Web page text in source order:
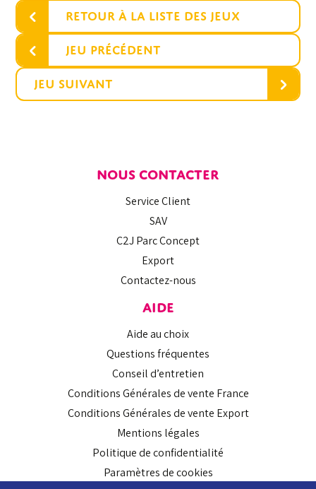
‹ Retour à la liste des jeux
‹ Jeu précédent
Jeu suivant ›
NOUS CONTACTER
Service Client
SAV
C2J Parc Concept
Export
Contactez-nous
AIDE
Aide au choix
Questions fréquentes
Conseil d’entretien
Conditions Générales de vente France
Conditions Générales de vente Export
Mentions légales
Politique de confidentialité
Paramètres de cookies